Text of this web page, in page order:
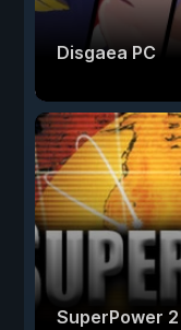
Disgaea PC
SuperPower